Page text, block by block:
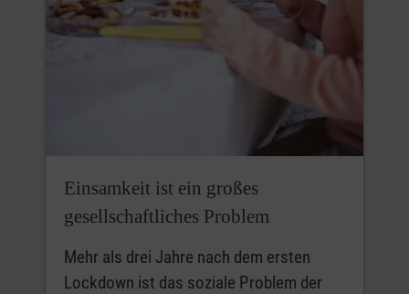
Einsamkeit ist ein großes
gesellschaftliches Problem
Mehr als drei Jahre nach dem ersten
Lockdown ist das soziale Problem der